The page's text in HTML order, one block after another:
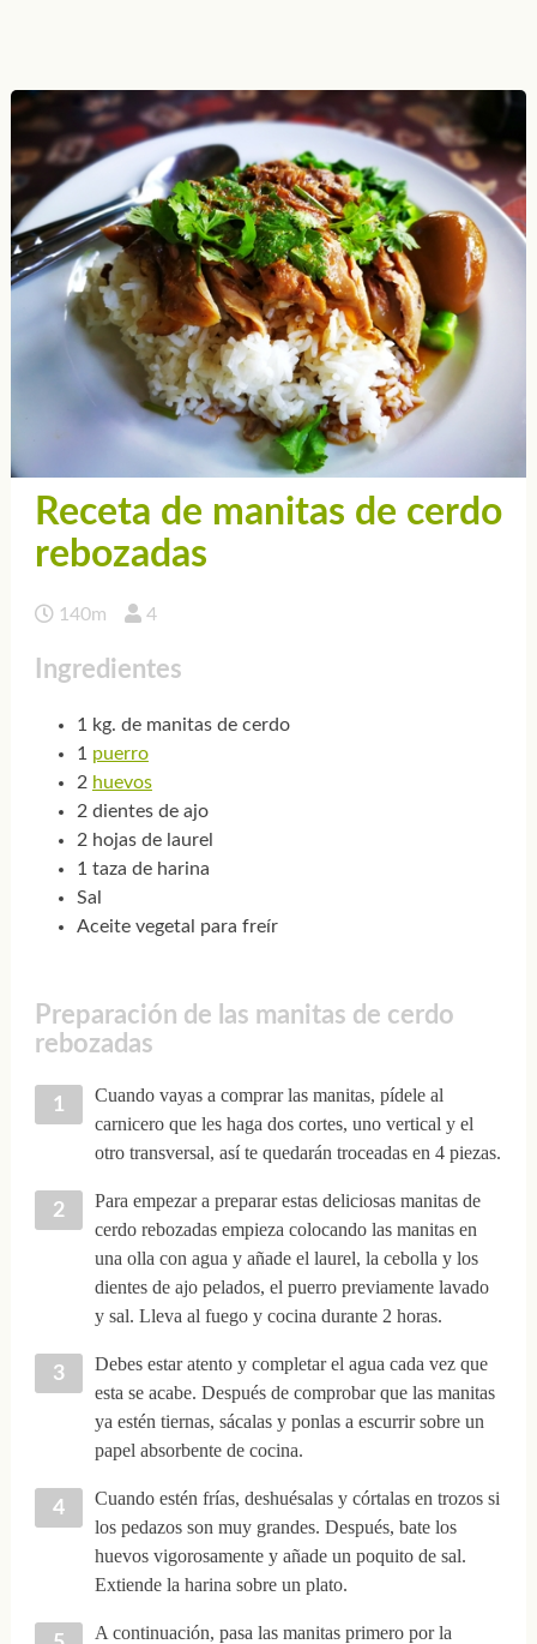
Receta de manitas de cerdo
rebozadas
140m 4
Ingredientes
1 kg. de manitas de cerdo
1 puerro
2 huevos
2 dientes de ajo
2 hojas de laurel
1 taza de harina
Sal
Aceite vegetal para freír
Preparación de las manitas de cerdo
rebozadas
Cuando vayas a comprar las manitas, pídele al
carnicero que les haga dos cortes, uno vertical y el
otro transversal, así te quedarán troceadas en 4 piezas.
Para empezar a preparar estas deliciosas manitas de
cerdo rebozadas empieza colocando las manitas en
una olla con agua y añade el laurel, la cebolla y los
dientes de ajo pelados, el puerro previamente lavado
y sal. Lleva al fuego y cocina durante 2 horas.
Debes estar atento y completar el agua cada vez que
esta se acabe. Después de comprobar que las manitas
ya estén tiernas, sácalas y ponlas a escurrir sobre un
papel absorbente de cocina.
Cuando estén frías, deshuésalas y córtalas en trozos si
los pedazos son muy grandes. Después, bate los
huevos vigorosamente y añade un poquito de sal.
Extiende la harina sobre un plato.
A continuación, pasa las manitas primero por la